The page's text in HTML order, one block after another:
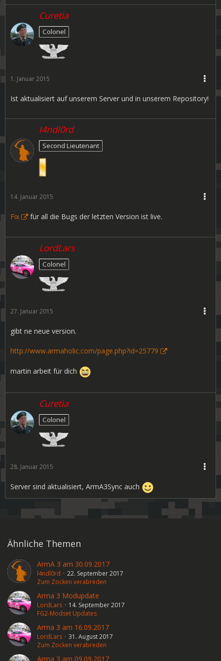
Curetia
Colonel
1. Januar 2015
Ist aktualisiert auf unserem Server und in unserem Repository!
l4ndl0rd
Second Lieutenant
14. Januar 2015
Fix für all die Bugs der letzten Version ist live.
LordLars
Colonel
27. Januar 2015
gibt ne neue version.
http://www.armaholic.com/page.php?id=25779
martin arbeit für dich
Curetia
Colonel
28. Januar 2015
Server sind aktualisiert, ArmA3Sync auch
Ähnliche Themen
ArmA 3 am 30.09.2017
l4ndl0rd
22. September 2017
Zum Zocken verabreden
Arma 3 Modupdate
LordLars
14. September 2017
FG2-Modset Updates
Arma 3 am 16.09.2017
LordLars
31. August 2017
Zum Zocken verabreden
Arma 3 am 09.09.2017